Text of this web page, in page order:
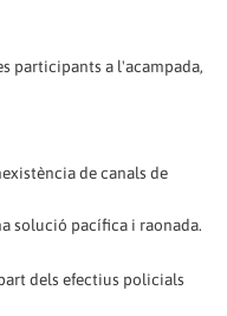
participants a l'acampada,
de canals de
solució pacífica i raonada.
dels efectius policials